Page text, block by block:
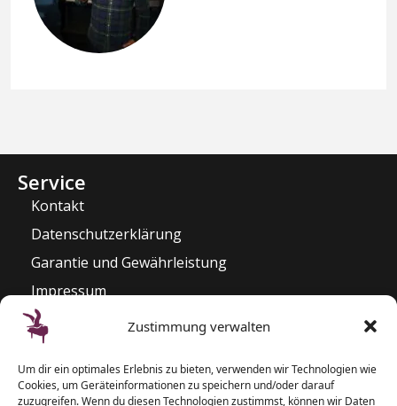
Zustimmung verwalten
Um dir ein optimales Erlebnis zu bieten, verwenden wir Technologien wie
Cookies, um Geräteinformationen zu speichern und/oder darauf
zuzugreifen. Wenn du diesen Technologien zustimmst, können wir Daten
Service
Kontakt
Datenschutzerklärung
Garantie und Gewährleistung
Impressum
Widerrufsrecht
Kontakt
Pianozentrum Hoppe